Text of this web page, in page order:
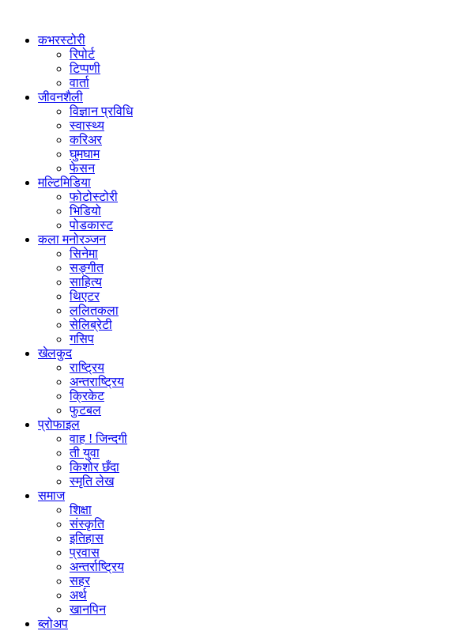
कभरस्टोरी
रिपोर्ट
टिप्पणी
वार्ता
जीवनशैली
विज्ञान प्रविधि
स्वास्थ्य
करिअर
घुमघाम
फेसन
मल्टिमिडिया
फोटोस्टोरी
भिडियो
पोडकास्ट
कला मनोरञ्जन
सिनेमा
सङ्गीत
साहित्य
थिएटर
ललितकला
सेलिब्रेटी
गसिप
खेलकुद
राष्ट्रिय
अन्तराष्ट्रिय
क्रिकेट
फुटबल
प्रोफाइल
वाह ! जिन्दगी
ती युवा
किशोर छँदा
स्मृति लेख
समाज
शिक्षा
संस्कृति
इतिहास
प्रवास
अन्तर्राष्ट्रिय
सहर
अर्थ
खानपिन
ब्लोअप